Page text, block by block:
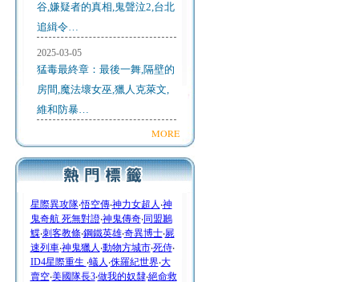
谷,嫌疑者的真相,鬼聲泣2,台北
追緝令…
2025-03-05
猛毒最終章：最後一舞,隔壁的
房間,魔法壞女巫,獵人克萊文,
維和防暴…
MORE
星際異攻隊‧悟空傳‧神力女超人 ‧神
鬼奇航 死無對證‧神鬼傳奇‧同盟鶼
鰈‧刺客教條‧鋼鐵英雄‧奇異博士‧屍
速列車‧神鬼獵人 ‧動物方城市‧死侍‧
ID4星際重生 ‧蟻人 ‧侏羅紀世界‧大
賣空‧美國隊長3‧做我的奴隸‧絕命救